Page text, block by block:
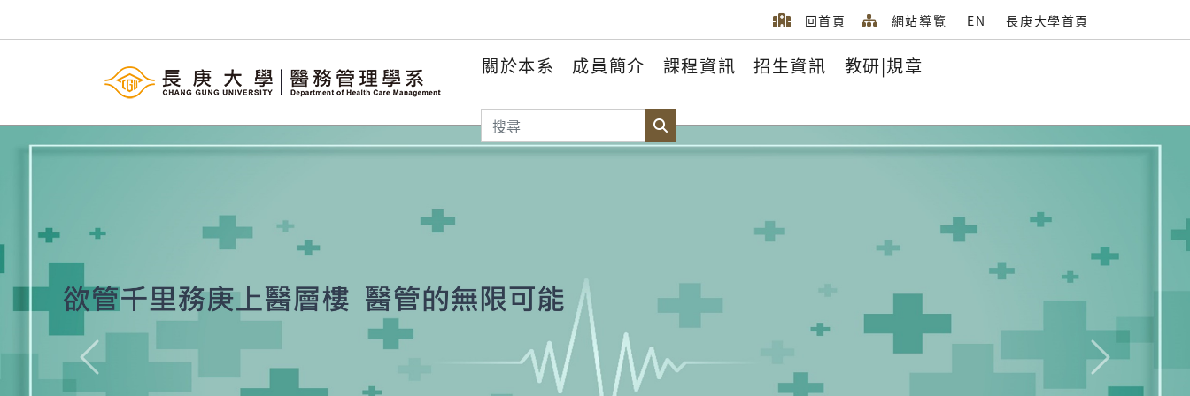
回首頁 網站導覽 EN 長庚大學首頁
關於本系 成員簡介 課程資訊 招生資訊 教研|規章
搜尋
搜尋
Previous Next